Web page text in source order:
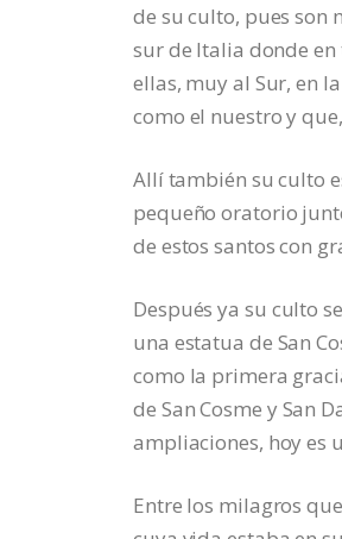
de su culto, pues son
sur de Italia donde en
ellas, muy al Sur, en
como el nuestro y
Allí también su culto
pequeño oratorio
de estos santos con
Después ya su culto
una estatua de San
como la primera
de San Cosme y San
ampliaciones, hoy es
Entre los milagros